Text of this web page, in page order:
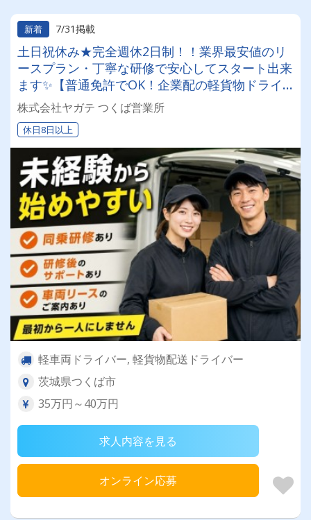
新着 7/31掲載
土日祝休み★完全週休2日制！！業界最安値のリ
ースプラン・丁寧な研修で安心してスタート出来
ます✨【普通免許でOK！企業配の軽貨物ドライ
バー！！】日払い・週払いOK♪しっかり稼いで生
活安定♪＼社員登用実績あり◎キャリアアップも
狙えます！／
株式会社ヤガテ つくば営業所
休日8日以上
軽車両ドライバー, 軽貨物配送ドライバー
茨城県つくば市
35万円～40万円
求人内容を見る
オンライン応募